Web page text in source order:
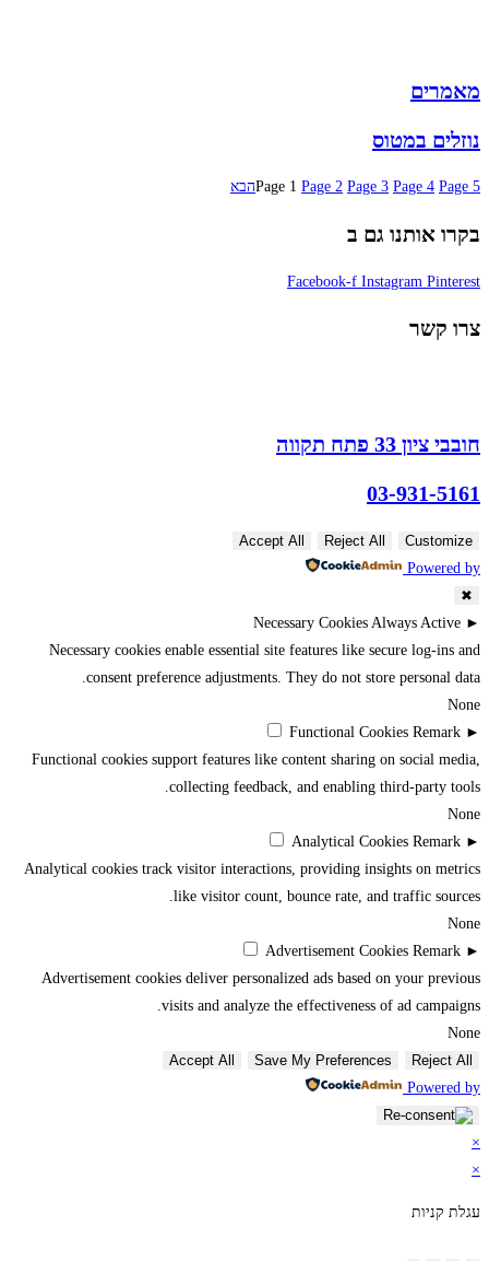
מאמרים
נוזלים במטוס
Page 1 Page 2 Page 3 Page 4 Page 5 הבא
בקרו אותנו גם ב
Facebook-f Instagram Pinterest
צרו קשר
חובבי ציון 33 פתח תקווה
03-931-5161
Customize
Reject All
Accept All
Powered by
✖
►
Necessary Cookies Always Active
Necessary cookies enable essential site features like secure log-ins and
consent preference adjustments. They do not store personal data.
None
►
Functional Cookies Remark
Functional cookies support features like content sharing on social media,
collecting feedback, and enabling third-party tools.
None
►
Analytical Cookies Remark
Analytical cookies track visitor interactions, providing insights on metrics
like visitor count, bounce rate, and traffic sources.
None
►
Advertisement Cookies Remark
Advertisement cookies deliver personalized ads based on your previous
visits and analyze the effectiveness of ad campaigns.
None
Reject All
Save My Preferences
Accept All
Powered by
×
×
עגלת קניות